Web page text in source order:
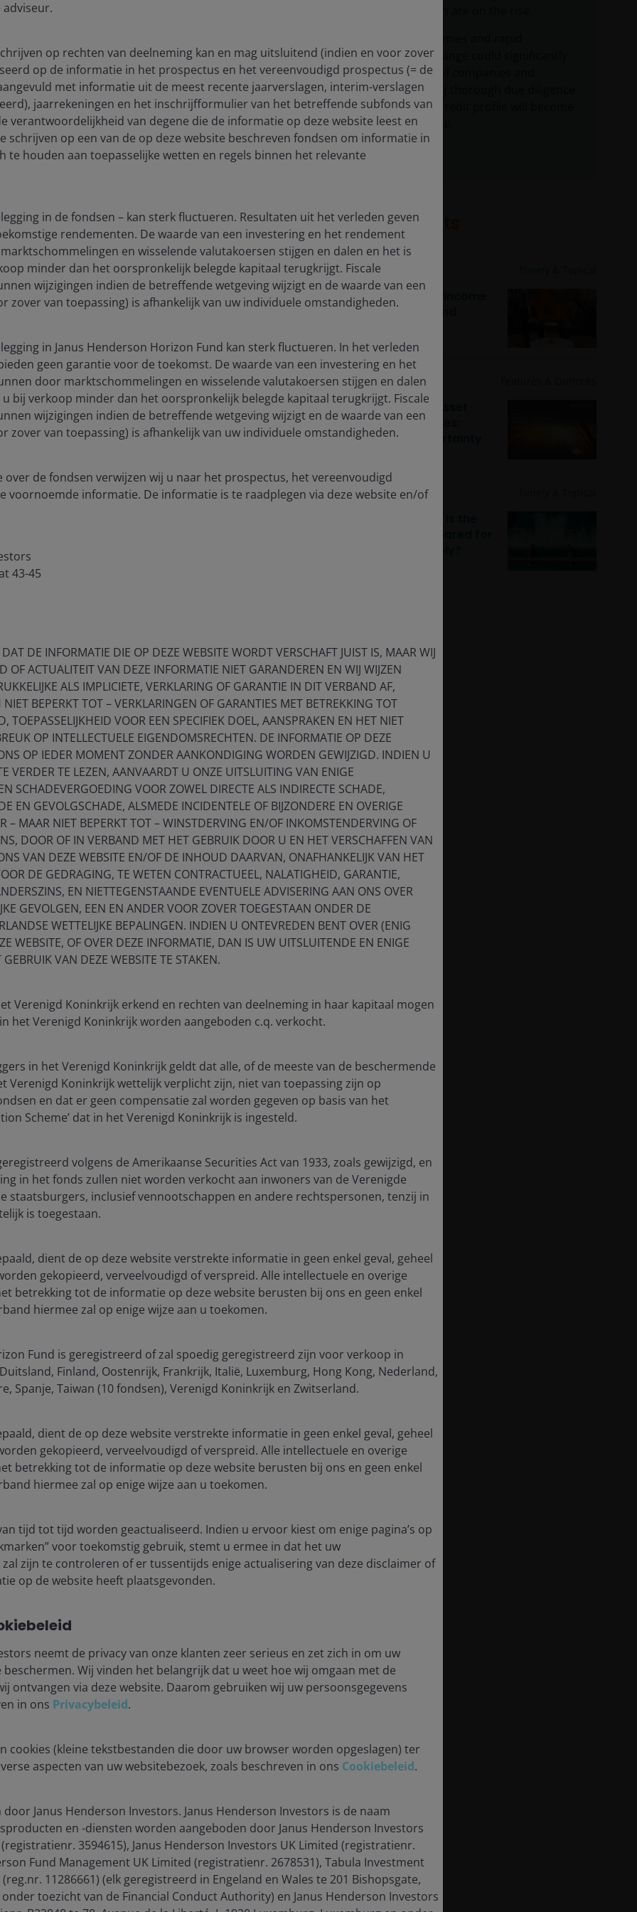
underpinning the global economy. How these
corporate strategy, and the interaction between
This is especially true for fixed income given the
cost of capital, a defensive asset, and a potential
will need a new playbook to maximize a fixed income
diversification, and ability to dampen a
of the shifts occurring across the fixed-income
optimize bond allocations for this new economic and
Furthermore, the era of extraordinary
Financial Crisis (GFC) and continued through the
also account for managing inflation. At the same
debt profiles have continued on a potentially
a repricing of many of the world’s risk-free assets.
diverge, with policy reflecting local conditions.
likelihood of a greater dispersion of risk and potential
rate risk. Sovereign yield curves already reflect
between front-end and mid-dated tenors. While the
and unstable currencies – is likely to lead to
term premiums may not sufficiently
exposure.
not consistently seen since prior to the GFC, the
for more attractive risk-adjusted returns.
policy diverging, spreading a shorter-dated
to attractive yields where economic growth is
in regions where lagging growth
uncertainty, the potential benefits of front-end
in Exhibit 1, shorter-dated bonds, especially the
than do longer-dated tenors over extended time
maturity groupings
exhibit higher Sharpe ratios, signifying a
level of risk.
in a period of heighted uncertainty are evident,
by holding exclusively cash or cash-like
seen in Exhibit 2, the Bloomberg U.S. 1–3-year Bond
monthly – have outperformed money markets
periods of falling policy rates.
the Bloomberg U.S. Aggregate Index, and tracks
related, corporate, and securitized issues. It
to, but not including, three years.
with credit
prove less attractive in this new regime, investors
exposure to higher-quality corporate credits. Not
with a credit risk premium, but the spread between
technological change could significantly
impact the fate of companies and
sectors, meaning thorough due diligence
into an issuer’s credit profile will become
even more crucial.
Related insights
21 Jul 2026
Finding value in fixed income
amid tight spreads and
15 Jul 2026
Multi-Sector Credit Asset
Allocation Perspectives:
Navigating rate uncertainty
8 Jul 2026
op rechten van deelneming kan en mag uitsluitend (indien en voor zover
op de informatie in het prospectus en het vereenvoudigd prospectus (= de
met informatie uit de meest recente jaarverslagen, interim-verslagen
jaarrekeningen en het inschrijfformulier van het betreffende subfonds van
verantwoordelijkheid van degene die de informatie op deze website leest en
schrijven op een van de op deze website beschreven fondsen om informatie in
te houden aan toepasselijke wetten en regels binnen het relevante
in de fondsen – kan sterk fluctueren. Resultaten uit het verleden geven
rendementen. De waarde van een investering en het rendement
en wisselende valutakoersen stijgen en dalen en het is
minder dan het oorspronkelijk belegde kapitaal terugkrijgt. Fiscale
wijzigingen indien de betreffende wetgeving wijzigt en de waarde van een
zover van toepassing) is afhankelijk van uw individuele omstandigheden.
in Janus Henderson Horizon Fund kan sterk fluctueren. In het verleden
geen garantie voor de toekomst. De waarde van een investering en het
door marktschommelingen en wisselende valutakoersen stijgen en dalen
bij verkoop minder dan het oorspronkelijk belegde kapitaal terugkrijgt. Fiscale
wijzigingen indien de betreffende wetgeving wijzigt en de waarde van een
zover van toepassing) is afhankelijk van uw individuele omstandigheden.
de fondsen verwijzen wij u naar het prospectus, het vereenvoudigd
voornoemde informatie. De informatie is te raadplegen via deze website en/of
43-45
DE INFORMATIE DIE OP DEZE WEBSITE WORDT VERSCHAFT JUIST IS, MAAR WIJ
OF ACTUALITEIT VAN DEZE INFORMATIE NIET GARANDEREN EN WIJ WIJZEN
ALS IMPLICIETE, VERKLARING OF GARANTIE IN DIT VERBAND AF,
BEPERKT TOT – VERKLARINGEN OF GARANTIES MET BETREKKING TOT
TOEPASSELIJKHEID VOOR EEN SPECIFIEK DOEL, AANSPRAKEN EN HET NIET
OP INTELLECTUELE EIGENDOMSRECHTEN. DE INFORMATIE OP DEZE
OP IEDER MOMENT ZONDER AANKONDIGING WORDEN GEWIJZIGD. INDIEN U
VERDER TE LEZEN, AANVAARDT U ONZE UITSLUITING VAN ENIGE
SCHADEVERGOEDING VOOR ZOWEL DIRECTE ALS INDIRECTE SCHADE,
EN GEVOLGSCHADE, ALSMEDE INCIDENTELE OF BIJZONDERE EN OVERIGE
– MAAR NIET BEPERKT TOT – WINSTDERVING EN/OF INKOMSTENDERVING OF
DOOR OF IN VERBAND MET HET GEBRUIK DOOR U EN HET VERSCHAFFEN VAN
VAN DEZE WEBSITE EN/OF DE INHOUD DAARVAN, ONAFHANKELIJK VAN HET
DE GEDRAGING, TE WETEN CONTRACTUEEL, NALATIGHEID, GARANTIE,
EN NIETTEGENSTAANDE EVENTUELE ADVISERING AAN ONS OVER
GEVOLGEN, EEN EN ANDER VOOR ZOVER TOEGESTAAN ONDER DE
WETTELIJKE BEPALINGEN. INDIEN U ONTEVREDEN BENT OVER (ENIG
WEBSITE, OF OVER DEZE INFORMATIE, DAN IS UW UITSLUITENDE EN ENIGE
GEBRUIK VAN DEZE WEBSITE TE STAKEN.
Verenigd Koninkrijk erkend en rechten van deelneming in haar kapitaal mogen
het Verenigd Koninkrijk worden aangeboden c.q. verkocht.
in het Verenigd Koninkrijk geldt dat alle, of de meeste van de beschermende
Verenigd Koninkrijk wettelijk verplicht zijn, niet van toepassing zijn op
en dat er geen compensatie zal worden gegeven op basis van het
Scheme’ dat in het Verenigd Koninkrijk is ingesteld.
volgens de Amerikaanse Securities Act van 1933, zoals gewijzigd, en
in het fonds zullen niet worden verkocht aan inwoners van de Verenigde
staatsburgers, inclusief vennootschappen en andere rechtspersonen, tenzij in
is toegestaan.
dient de op deze website verstrekte informatie in geen enkel geval, geheel
gekopieerd, verveelvoudigd of verspreid. Alle intellectuele en overige
betrekking tot de informatie op deze website berusten bij ons en geen enkel
hiermee zal op enige wijze aan u toekomen.
Fund is geregistreerd of zal spoedig geregistreerd zijn voor verkoop in
Finland, Oostenrijk, Frankrijk, Italië, Luxemburg, Hong Kong, Nederland,
Spanje, Taiwan (10 fondsen), Verenigd Koninkrijk en Zwitserland.
dient de op deze website verstrekte informatie in geen enkel geval, geheel
gekopieerd, verveelvoudigd of verspreid. Alle intellectuele en overige
betrekking tot de informatie op deze website berusten bij ons en geen enkel
hiermee zal op enige wijze aan u toekomen.
tijd tot tijd worden geactualiseerd. Indien u ervoor kiest om enige pagina’s op
voor toekomstig gebruik, stemt u ermee in dat het uw
zijn te controleren of er tussentijds enige actualisering van deze disclaimer of
op de website heeft plaatsgevonden.
neemt de privacy van onze klanten zeer serieus en zet zich in om uw
Wij vinden het belangrijk dat u weet hoe wij omgaan met de
ontvangen via deze website. Daarom gebruiken wij uw persoonsgegevens
in ons Privacybeleid.
cookies (kleine tekstbestanden die door uw browser worden opgeslagen) ter
aspecten van uw websitebezoek, zoals beschreven in ons Cookiebeleid.
Janus Henderson Investors. Janus Henderson Investors is de naam
en -diensten worden aangeboden door Janus Henderson Investors
3594615), Janus Henderson Investors UK Limited (registratienr.
Fund Management UK Limited (registratienr. 2678531), Tabula Investment
11286661) (elk geregistreerd in Engeland en Wales te 201 Bishopsgate,
onder toezicht van de Financial Conduct Authority) en Janus Henderson Investors